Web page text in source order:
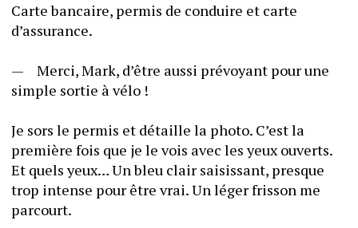
Carte bancaire, permis de conduire et carte
d’assurance.
—	Merci, Mark, d’être aussi prévoyant pour une
Je sors le permis et détaille la photo. C’est la
première fois que je le vois avec les yeux ouverts.
Et quels yeux… Un bleu clair saisissant, presque
trop intense pour être vrai. Un léger frisson me